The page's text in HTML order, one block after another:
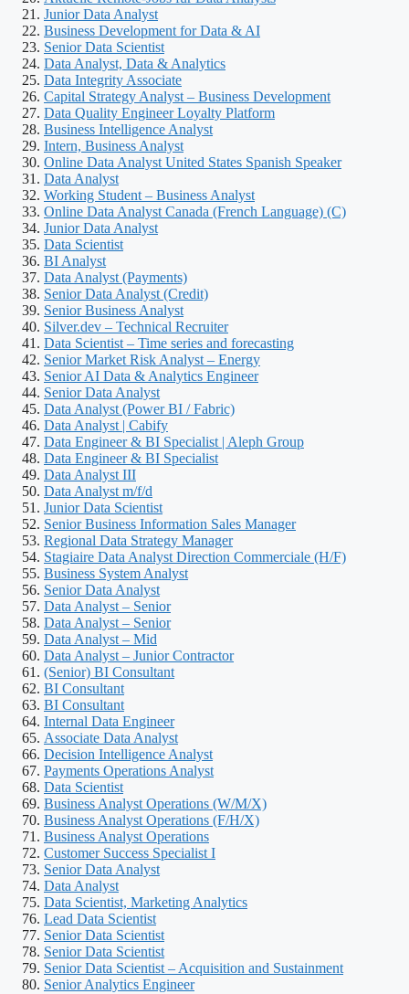
Junior Data Analyst
Business Development for Data & AI
Senior Data Scientist
Data Analyst, Data & Analytics
Data Integrity Associate
Capital Strategy Analyst – Business Development
Data Quality Engineer Loyalty Platform
Business Intelligence Analyst
Intern, Business Analyst
Online Data Analyst United States Spanish Speaker
Data Analyst
Working Student – Business Analyst
Online Data Analyst Canada (French Language) (C)
Junior Data Analyst
Data Scientist
BI Analyst
Data Analyst (Payments)
Senior Data Analyst (Credit)
Senior Business Analyst
Silver.dev – Technical Recruiter
Data Scientist – Time series and forecasting
Senior Market Risk Analyst – Energy
Senior AI Data & Analytics Engineer
Senior Data Analyst
Data Analyst (Power BI / Fabric)
Data Analyst | Cabify
Data Engineer & BI Specialist | Aleph Group
Data Engineer & BI Specialist
Data Analyst III
Data Analyst m/f/d
Junior Data Scientist
Senior Business Information Sales Manager
Regional Data Strategy Manager
Stagiaire Data Analyst Direction Commerciale (H/F)
Business System Analyst
Senior Data Analyst
Data Analyst – Senior
Data Analyst – Senior
Data Analyst – Mid
Data Analyst – Junior Contractor
(Senior) BI Consultant
BI Consultant
BI Consultant
Internal Data Engineer
Associate Data Analyst
Decision Intelligence Analyst
Payments Operations Analyst
Data Scientist
Business Analyst Operations (W/M/X)
Business Analyst Operations (F/H/X)
Business Analyst Operations
Customer Success Specialist I
Senior Data Analyst
Data Analyst
Data Scientist, Marketing Analytics
Lead Data Scientist
Senior Data Scientist
Senior Data Scientist
Senior Data Scientist – Acquisition and Sustainment
Senior Analytics Engineer